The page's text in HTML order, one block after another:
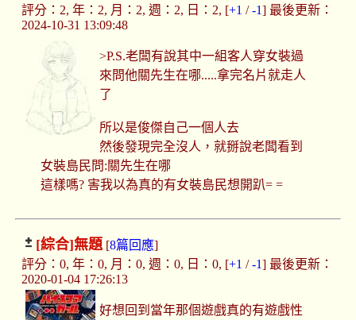
評分：2, 年：2, 月：2, 週：2, 日：2, [+1 /-1] 最後更新：
2024-10-31 13:09:48
>P.S.老闆有說其中一組客人穿女裝過
來問他關先生在哪.....拿完名片就走人
了
所以是俊傑自己一個人去
然後發現完全沒人，就掰說老闆看到
女裝島民問:關先生在哪
這樣嗎? 害我以為真的有女裝島民想開趴= =
[綜合]無題[8篇回應]
評分：0, 年：0, 月：0, 週：0, 日：0, [+1 /-1] 最後更新：
2020-01-04 17:26:13
好想回到當年那個遊戲真的有遊戲性